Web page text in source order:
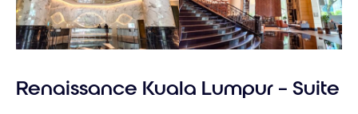
Renaissance Kuala Lumpur – Suite